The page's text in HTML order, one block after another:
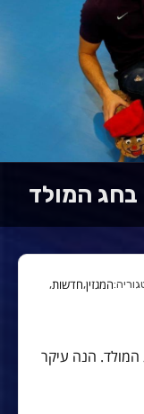
בחג המולד
המגזין,חדשות,
המולד. הנה עיקר